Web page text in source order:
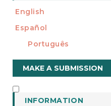
English
Español
Português
Make
a
Submission
MAKE A SUBMISSION
INFORMATION